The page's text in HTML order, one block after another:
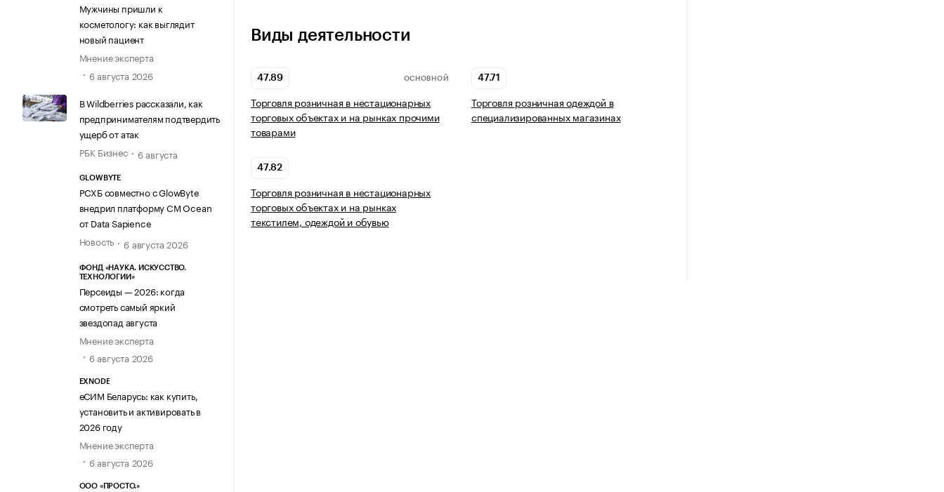
Мужчины пришли к
косметологу: как выглядит
новый пациент
Мнение эксперта
6 августа 2026
В Wildberries рассказали, как
предпринимателям подтвердить
ущерб от атак
РБК Бизнес
6 августа
GLOWBYTE
РСХБ совместно с GlowByte
внедрил платформу CM Ocean
от Data Sapience
Новость
6 августа 2026
ФОНД «НАУКА. ИСКУССТВО.
ТЕХНОЛОГИИ»
Персеиды — 2026: когда
смотреть самый яркий
звездопад августа
Мнение эксперта
6 августа 2026
EXNODE
еСИМ Беларусь: как купить,
установить и активировать в
2026 году
Мнение эксперта
6 августа 2026
ООО «ПРОСТО.»
Виды деятельности
47.89 ОСНОВНОЙ
Торговля розничная в нестационарных
торговых объектах и на рынках прочими
товарами
47.71
Торговля розничная одеждой в
специализированных магазинах
47.82
Торговля розничная в нестационарных
торговых объектах и на рынках
текстилем, одеждой и обувью